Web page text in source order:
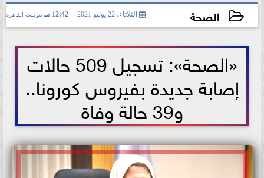
الصحة الثلاثاء، 22 يونيو 2021 12:42 مـ بتوقيت القاهرة
«الصحة»: تسجيل 509 حالات
إصابة جديدة بفيروس كورونا..
و39 حالة وفاة